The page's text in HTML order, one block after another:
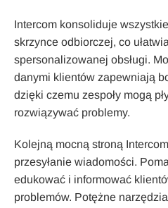
Intercom konsoliduje
skrzynce odbiorczej, co
spersonalizowanej obsługi.
danymi klientów zapewniają
dzięki czemu zespoły mogą
rozwiązywać problemy.
Kolejną mocną stroną
przesyłanie wiadomości.
edukować i informować
problemów. Potężne